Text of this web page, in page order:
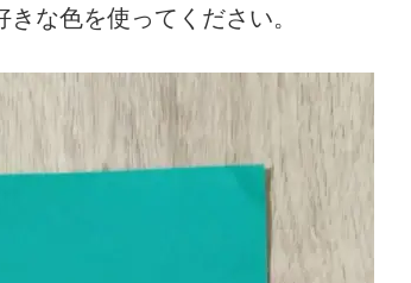
な色を使ってください。